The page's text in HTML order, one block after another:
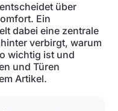
über
Ein
dabei eine zentrale
verbirgt, warum
wichtig ist und
und Türen
Artikel.